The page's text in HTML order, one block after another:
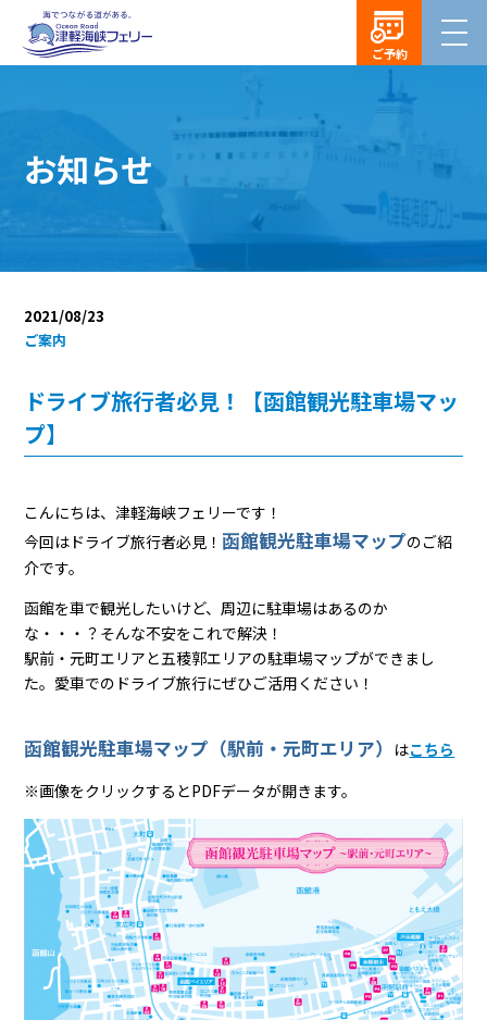
ご予約
お知らせ
2021/08/23
ご案内
ドライブ旅行者必見！【函館観光駐車場マッ
プ】
こんにちは、津軽海峡フェリーです！
今回はドライブ旅行者必見！ 函館観光駐車場マップのご紹
介です。
函館を車で観光したいけど、周辺に駐車場はあるのか
な・・・？そんな不安をこれで解決！
駅前・元町エリアと五稜郭エリアの駐車場マップができまし
た。愛車でのドライブ旅行にぜひご活用ください！
函館観光駐車場マップ（駅前・元町エリア） はこちら
※画像をクリックするとPDFデータが開きます。